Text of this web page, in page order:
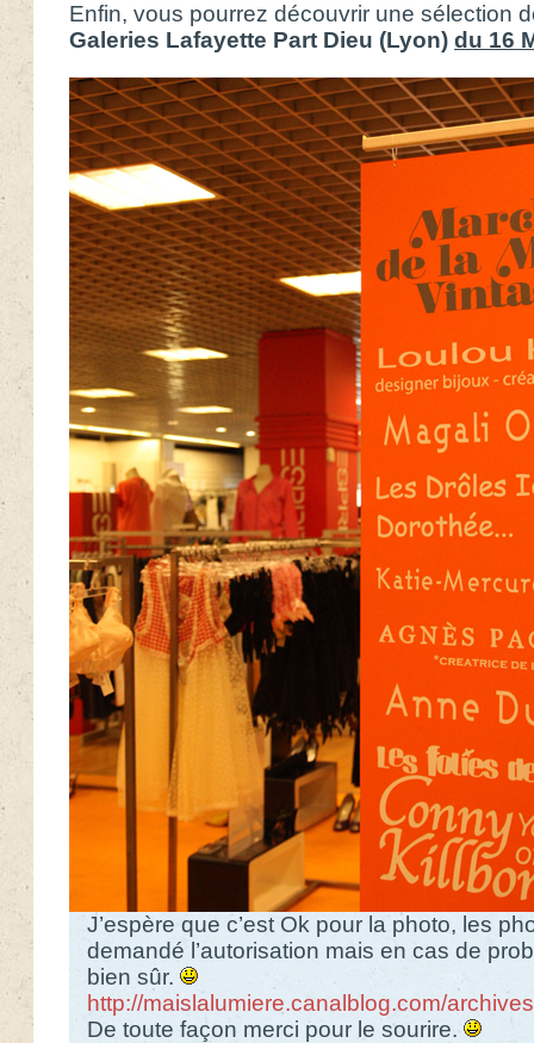
Enfin, vous pourrez découvrir une sélection
Galeries Lafayette Part Dieu (Lyon) du 16
J’espère que c’est Ok pour la photo, les
demandé l’autorisation mais en cas de
bien sûr.
http://maislalumiere.canalblog.com/
De toute façon merci pour le sourire.